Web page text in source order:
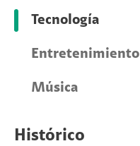
Tecnología
Entretenimiento
Música
Histórico